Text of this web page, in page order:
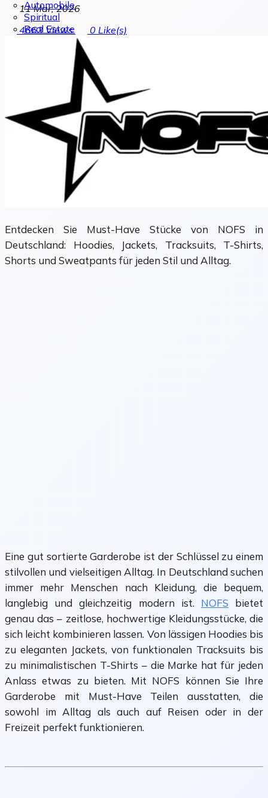
Automobile
Spiritual
Real Estate
11 Mar, 2026
4663Views 0 Like(s)
Entdecken Sie Must-Have Stücke von NOFS in
Deutschland: Hoodies, Jackets, Tracksuits, T-Shirts,
Shorts und Sweatpants für jeden Stil und Alltag.
Eine gut sortierte Garderobe ist der Schlüssel zu einem
stilvollen und vielseitigen Alltag. In Deutschland suchen
immer mehr Menschen nach Kleidung, die bequem,
langlebig und gleichzeitig modern ist. NOFS bietet
genau das – zeitlose, hochwertige Kleidungsstücke, die
sich leicht kombinieren lassen. Von lässigen Hoodies bis
zu eleganten Jackets, von funktionalen Tracksuits bis
zu minimalistischen T-Shirts – die Marke hat für jeden
Anlass etwas zu bieten. Mit NOFS können Sie Ihre
Garderobe mit Must-Have Teilen ausstatten, die
sowohl im Alltag als auch auf Reisen oder in der
Freizeit perfekt funktionieren.